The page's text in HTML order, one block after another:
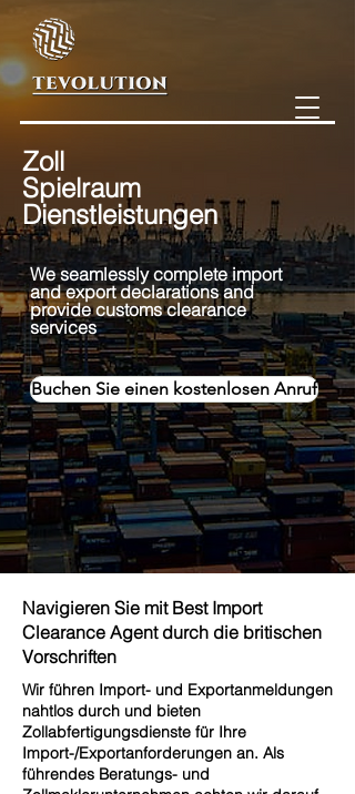
Zoll
Spielraum
Dienstleistungen
We seamlessly complete import
and export declarations and
provide customs clearance
services
Buchen Sie einen kostenlosen Anruf
Navigieren Sie mit Best Import
Clearance Agent durch die britischen
Vorschriften
Wir führen Import- und Exportanmeldungen
nahtlos durch und bieten
Zollabfertigungsdienste für Ihre
Import-/Exportanforderungen an. Als
führendes Beratungs- und